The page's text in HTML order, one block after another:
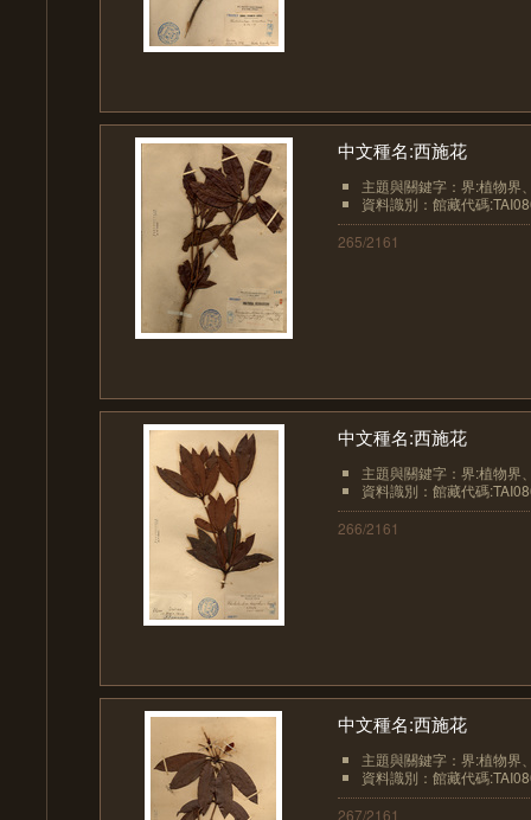
中文種名:西施花
主題與關鍵字：界:植物界
資料識別：館藏代碼
265/2161
中文種名:西施花
主題與關鍵字：界:植物界
資料識別：館藏代碼
266/2161
中文種名:西施花
主題與關鍵字：界:植物界
資料識別：館藏代碼
267/2161